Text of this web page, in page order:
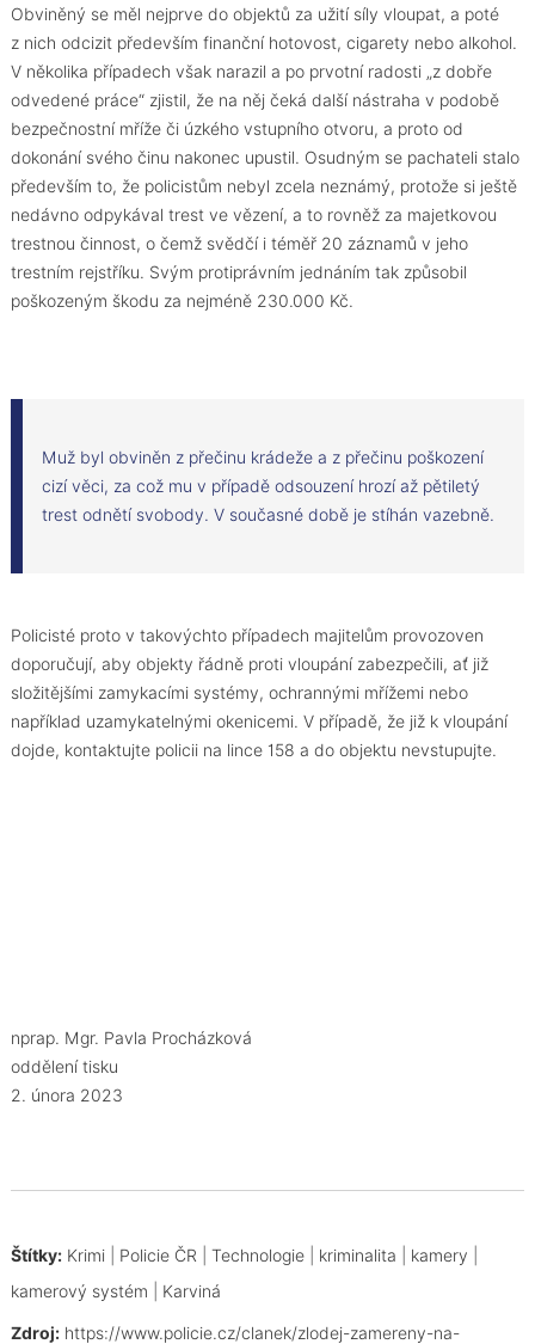
Obviněný se měl nejprve do objektů za užití síly vloupat, a poté
z nich odcizit především finanční hotovost, cigarety nebo alkohol.
V několika případech však narazil a po prvotní radosti „z dobře
odvedené práce“ zjistil, že na něj čeká další nástraha v podobě
bezpečnostní mříže či úzkého vstupního otvoru, a proto od
dokonání svého činu nakonec upustil. Osudným se pachateli stalo
především to, že policistům nebyl zcela neznámý, protože si ještě
nedávno odpykával trest ve vězení, a to rovněž za majetkovou
trestnou činnost, o čemž svědčí i téměř 20 záznamů v jeho
trestním rejstříku. Svým protiprávním jednáním tak způsobil
poškozeným škodu za nejméně 230.000 Kč.
Muž byl obviněn z přečinu krádeže a z přečinu poškození
cizí věci, za což mu v případě odsouzení hrozí až pětiletý
trest odnětí svobody. V současné době je stíhán vazebně.
Policisté proto v takovýchto případech majitelům provozoven
doporučují, aby objekty řádně proti vloupání zabezpečili, ať již
složitějšími zamykacími systémy, ochrannými mřížemi nebo
například uzamykatelnými okenicemi. V případě, že již k vloupání
dojde, kontaktujte policii na lince 158 a do objektu nevstupujte.
nprap. Mgr. Pavla Procházková
oddělení tisku
2. února 2023
Štítky: Krimi| Policie ČR Technologie| kriminalita kamery
kamerový systém
Karviná
Zdroj:https://www.policie.cz/clanek/zlodej-zamereny-na-